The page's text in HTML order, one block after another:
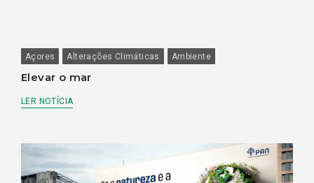
Açores Alterações Climáticas Ambiente
Elevar o mar
LER NOTÍCIA